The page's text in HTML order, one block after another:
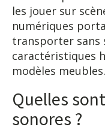
les jouer sur
numériques
transporter sans
caractéristiques
modèles meubles.
Quelles
sonores ?